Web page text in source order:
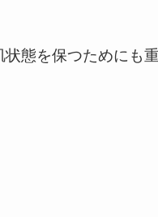
状態を保つためにも